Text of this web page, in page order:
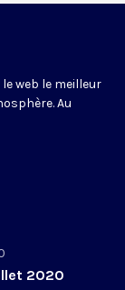
web le meilleur
Au
2020